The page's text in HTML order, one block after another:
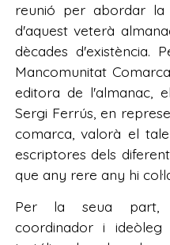
reunió per abordar la
d'aquest veterà
dècades
Mancomunitat
editora de l'almanac,
Sergi Ferrús, en
comarca, valorà el
escriptores dels
que any rere any hi
Per la seua part,
coordinador i